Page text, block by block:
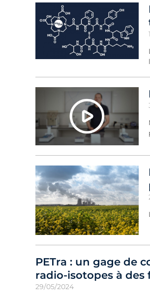
PETra : un gage de
radio-isotopes à des
29/05/2024